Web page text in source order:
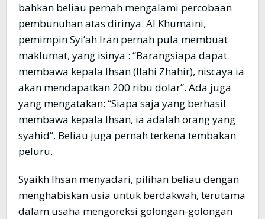
bahkan beliau pernah mengalami percobaan
pembunuhan atas dirinya. Al Khumaini,
pemimpin Syi’ah Iran pernah pula membuat
maklumat, yang isinya : “Barangsiapa dapat
membawa kepala Ihsan (Ilahi Zhahir), niscaya ia
akan mendapatkan 200 ribu dolar”. Ada juga
yang mengatakan: “Siapa saja yang berhasil
membawa kepala Ihsan, ia adalah orang yang
syahid”. Beliau juga pernah terkena tembakan
peluru.
Syaikh Ihsan menyadari, pilihan beliau dengan
menghabiskan usia untuk berdakwah, terutama
dalam usaha mengoreksi golongan-golongan